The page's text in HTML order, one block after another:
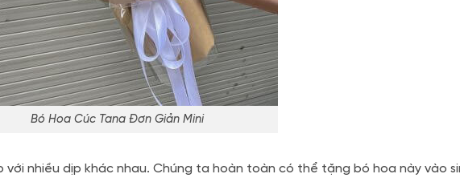
Bó Hoa Cúc Tana Đơn Giản Mini
với nhiều dịp khác nhau. Chúng ta hoàn toàn có thể tặng bó hoa này vào